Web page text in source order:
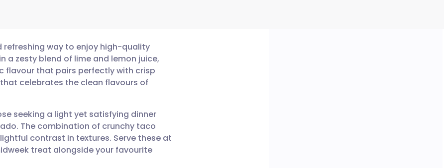
refreshing way to enjoy high-quality
a zesty blend of lime and lemon juice,
flavour that pairs perfectly with crisp
celebrates the clean flavours of
seeking a light yet satisfying dinner
The combination of crunchy taco
contrast in textures. Serve these at
treat alongside your favourite